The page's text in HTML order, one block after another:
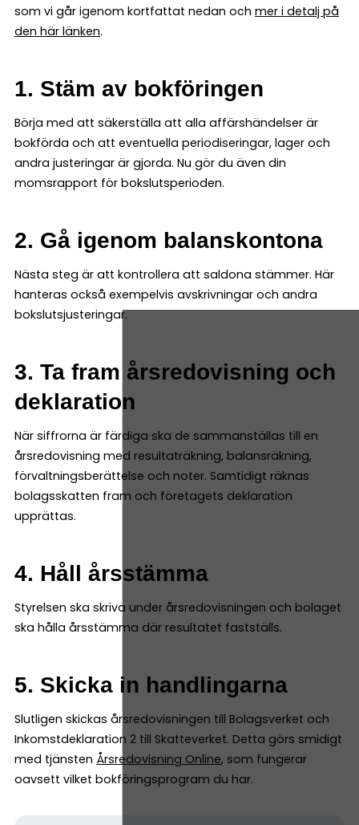
som vi går igenom kortfattat nedan och mer i detalj på
den här länken.
1. Stäm av bokföringen
Börja med att säkerställa att alla affärshändelser är
bokförda och att eventuella periodiseringar, lager och
andra justeringar är gjorda. Nu gör du även din
momsrapport för bokslutsperioden.
2. Gå igenom balanskontona
Nästa steg är att kontrollera att saldona stämmer. Här
hanteras också exempelvis avskrivningar och andra
bokslutsjusteringar.
3. Ta fram årsredovisning och
deklaration
När siffrorna är färdiga ska de sammanställas till en
årsredovisning med resultaträkning, balansräkning,
förvaltningsberättelse och noter. Samtidigt räknas
bolagsskatten fram och företagets deklaration
upprättas.
4. Håll årsstämma
Styrelsen ska skriva under årsredovisningen och bolaget
ska hålla årsstämma där resultatet fastställs.
5. Skicka in handlingarna
Slutligen skickas årsredovisningen till Bolagsverket och
Inkomstdeklaration 2 till Skatteverket. Detta görs smidigt
med tjänsten Årsredovisning Online, som fungerar
oavsett vilket bokföringsprogram du har.